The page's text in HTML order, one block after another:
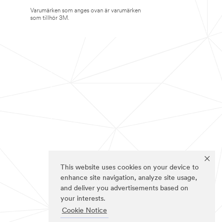
This website uses cookies on your device to
enhance site navigation, analyze site usage,
and deliver you advertisements based on
your interests.
Cookie Notice
Varumärken som anges ovan är varumärken
som tillhör 3M.